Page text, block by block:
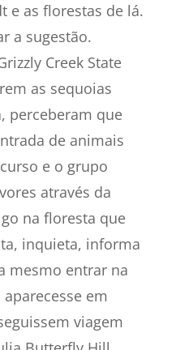
e as florestas de lá.
a sugestão.
Creek State
as sequoias
perceberam que
de animais
e o grupo
através da
na floresta que
inquieta, informa
mesmo entrar na
em
viagem